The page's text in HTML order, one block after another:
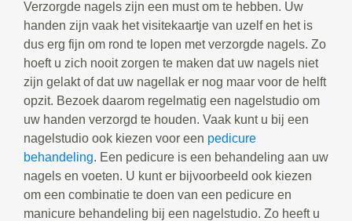
Verzorgde nagels zijn een must om te hebben. Uw
handen zijn vaak het visitekaartje van uzelf en het is
dus erg fijn om rond te lopen met verzorgde nagels. Zo
hoeft u zich nooit zorgen te maken dat uw nagels niet
zijn gelakt of dat uw nagellak er nog maar voor de helft
opzit. Bezoek daarom regelmatig een nagelstudio om
uw handen verzorgd te houden. Vaak kunt u bij een
nagelstudio ook kiezen voor een pedicure
behandeling. Een pedicure is een behandeling aan uw
nagels en voeten. U kunt er bijvoorbeeld ook kiezen
om een combinatie te doen van een pedicure en
manicure behandeling bij een nagelstudio. Zo heeft u